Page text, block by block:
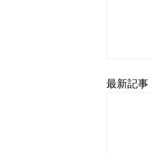
最新記事